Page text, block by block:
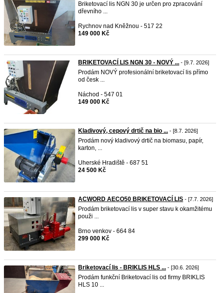
Briketovací lis NGN 30 je určen pro zpracování
dřevního ...
Rychnov nad Kněžnou - 517 22
149 000 Kč
BRIKETOVACÍ LIS NGN 30 - NOVÝ ... - [9.7. 2026]
Prodám NOVÝ profesionální briketovací lis přímo
od česk ...
Náchod - 547 01
149 000 Kč
Kladivový, cepový drtič na bio ... - [8.7. 2026]
Prodám nový kladivový drtič na biomasu, papír,
karton, ...
Uherské Hradiště - 687 51
24 500 Kč
ACWORD AECO50 BRIKETOVACÍ LIS - [7.7. 2026]
Prodám briketovací lis v super stavu k okamžitému
použi ...
Brno venkov - 664 84
299 000 Kč
Briketovací lis - BRIKLIS HLS ... - [30.6. 2026]
Prodám funkční Briketovací lis od firmy BRIKLIS
HLS 10 ...